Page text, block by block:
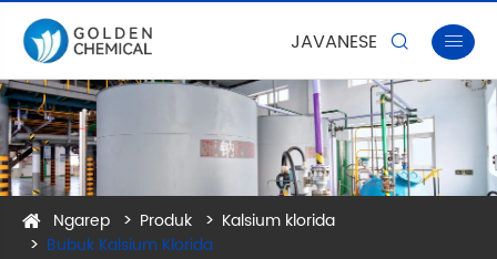
JAVANESE  
Ngarep Produk
Kalsium klorida
Bubuk Kalsium Klorida